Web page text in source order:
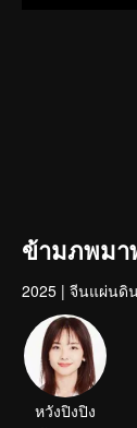
ข้ามภพมา
2025 | จีนแผ่นดิ
หวังปิงปิง